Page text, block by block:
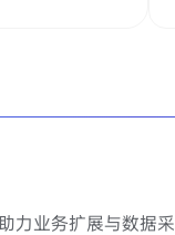
力业务扩展与数据采